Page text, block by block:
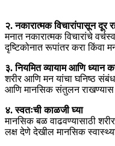
२. नकारात्मक विचारांपासून दूर
मनात नकारात्मक विचारांचे
दृष्टिकोनात रूपांतर करा किंवा
३. नियमित व्यायाम आणि ध्यान
शरीर आणि मन यांचा घनिष्ठ
आणि मानसिक संतुलन राखण्यास
४. स्वतःची काळजी घ्या
मानसिक बळ वाढवण्यासाठी
लक्ष देणे देखील मानसिक